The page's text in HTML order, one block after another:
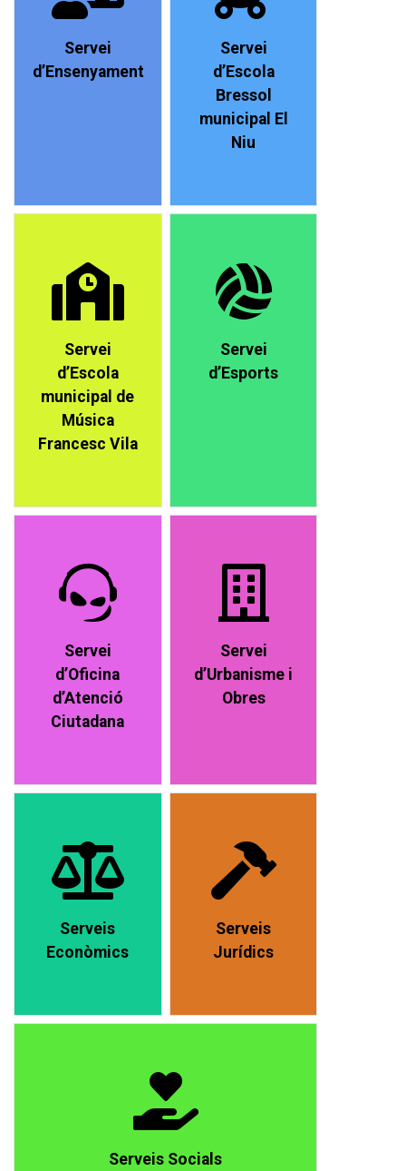
Servei
d’Ensenyament
Servei
d’Escola
Bressol
municipal El
Niu
Servei
d’Escola
municipal de
Música
Francesc Vila
Servei
d’Esports
Servei
d’Oficina
d’Atenció
Ciutadana
Servei
d’Urbanisme i
Obres
Serveis
Econòmics
Serveis
Jurídics
Serveis Socials